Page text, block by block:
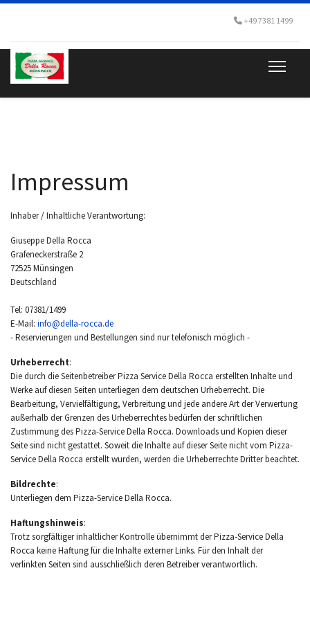
+49 7381 1499
Impressum
Inhaber / Inhaltliche Verantwortung:
Giuseppe Della Rocca
Grafeneckerstraße 2
72525 Münsingen
Deutschland
Tel: 07381/1499
E-Mail: info@della-rocca.de
- Reservierungen und Bestellungen sind nur telefonisch möglich -
Urheberrecht:
Die durch die Seitenbetreiber Pizza Service Della Rocca erstellten Inhalte und
Werke auf diesen Seiten unterliegen dem deutschen Urheberrecht. Die
Bearbeitung, Vervielfältigung, Verbreitung und jede andere Art der Verwertung
außerhalb der Grenzen des Urheberrechtes bedürfen der schriftlichen
Zustimmung des Pizza-Service Della Rocca. Downloads und Kopien dieser
Seite sind nicht gestattet. Soweit die Inhalte auf dieser Seite nicht vom Pizza-
Service Della Rocca erstellt wurden, werden die Urheberrechte Dritter beachtet.
Bildrechte:
Unterliegen dem Pizza-Service Della Rocca.
Haftungshinweis:
Trotz sorgfältiger inhaltlicher Kontrolle übernimmt der Pizza-Service Della
Rocca keine Haftung für die Inhalte externer Links. Für den Inhalt der
verlinkten Seiten sind ausschließlich deren Betreiber verantwortlich.